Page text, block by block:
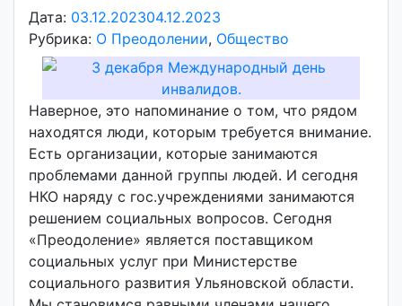
Дата: 03.12.202304.12.2023
в
т
р
d
Рубрика: О Преодолении, Общество
Наверное, это напоминание о том, что рядом
находятся люди, которым требуется внимание.
Есть организации, которые занимаются
проблемами данной группы людей. И сегодня
НКО наряду с гос.учреждениями занимаются
решением социальных вопросов. Сегодня
«Преодоление» является поставщиком
социальных услуг при Министерстве
социального развития Ульяновской области.